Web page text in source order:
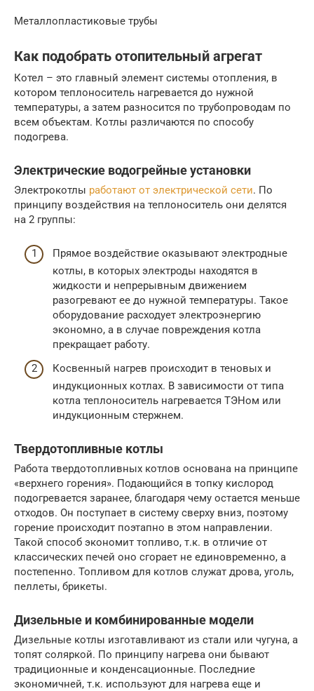
Металлопластиковые трубы
Как подобрать отопительный агрегат
Котел – это главный элемент системы отопления, в
котором теплоноситель нагревается до нужной
температуры, а затем разносится по трубопроводам по
всем объектам. Котлы различаются по способу
подогрева.
Электрические водогрейные установки
Электрокотлы работают от электрической сети. По
принципу воздействия на теплоноситель они делятся
на 2 группы:
Прямое воздействие оказывают электродные
котлы, в которых электроды находятся в
жидкости и непрерывным движением
разогревают ее до нужной температуры. Такое
оборудование расходует электроэнергию
экономно, а в случае повреждения котла
прекращает работу.
Косвенный нагрев происходит в теновых и
индукционных котлах. В зависимости от типа
котла теплоноситель нагревается ТЭНом или
индукционным стержнем.
Твердотопливные котлы
Работа твердотопливных котлов основана на принципе
«верхнего горения». Подающийся в топку кислород
подогревается заранее, благодаря чему остается меньше
отходов. Он поступает в систему сверху вниз, поэтому
горение происходит поэтапно в этом направлении.
Такой способ экономит топливо, т.к. в отличие от
классических печей оно сгорает не единовременно, а
постепенно. Топливом для котлов служат дрова, уголь,
пеллеты, брикеты.
Дизельные и комбинированные модели
Дизельные котлы изготавливают из стали или чугуна, а
топят соляркой. По принципу нагрева они бывают
традиционные и конденсационные. Последние
экономичней, т.к. используют для нагрева еще и